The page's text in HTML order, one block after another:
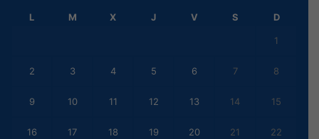
L M X J V S D
1
2 3 4 5 6 7 8
9 10 11 12 13 14 15
16 17 18 19 20 21 22